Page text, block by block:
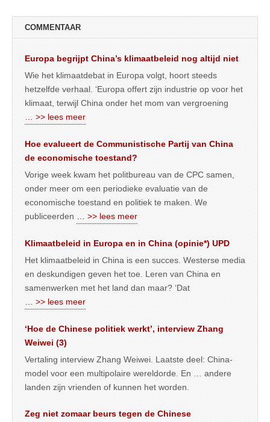
COMMENTAAR
Europa begrijpt China’s klimaatbeleid nog altijd niet
Wie het klimaatdebat in Europa volgt, hoort steeds
hetzelfde verhaal. ‘Europa offert zijn industrie op voor het
klimaat, terwijl China onder het mom van vergroening
… >> lees meer
Hoe evalueert de Communistische Partij van China
de economische toestand?
Vorige week kwam het politbureau van de CPC samen,
onder meer om een periodieke evaluatie van de
economische toestand en politiek te maken. We
publiceerden
… >> lees meer
Klimaatbeleid in Europa en in China (opinie*) UPD
Het klimaatbeleid in China is een succes. Westerse media
en deskundigen geven het toe. Leren van China en
samenwerken met het land dan maar? ‘Dat
… >> lees meer
‘Hoe de Chinese politiek werkt’, interview Zhang
Weiwei (3)
Vertaling interview Zhang Weiwei. Laatste deel: China-
model voor een multipolaire wereldorde. En … andere
landen zijn vrienden of kunnen het worden.
Zeg niet zomaar beurs tegen de Chinese